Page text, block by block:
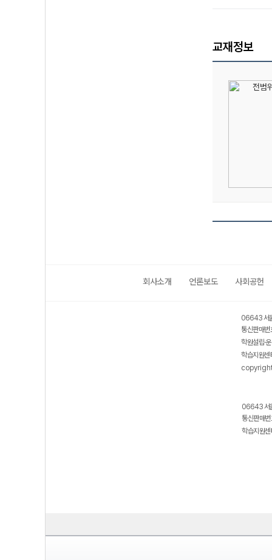
교재정보
회사소개 언론보도 사회공헌
06643 서
통신판매
학원설립·
학습지원
06643 서
통신판매
학습지원